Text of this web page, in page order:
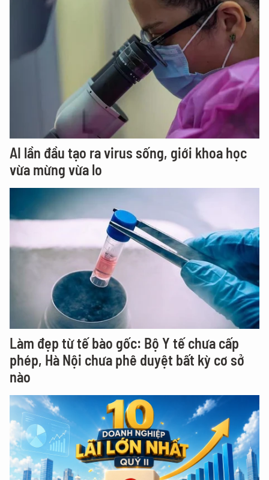
AI lần đầu tạo ra virus sống, giới khoa học
vừa mừng vừa lo
Làm đẹp từ tế bào gốc: Bộ Y tế chưa cấp
phép, Hà Nội chưa phê duyệt bất kỳ cơ sở
nào